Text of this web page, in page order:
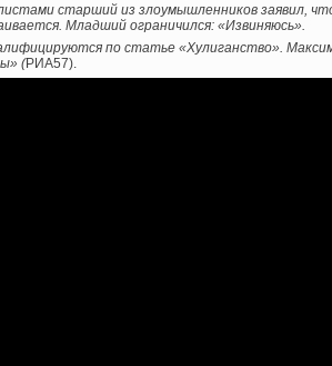
старший из злоумышленников заявил,
Младший ограничился: «Извиняюсь».
по статье «Хулиганство».
(РИА57).